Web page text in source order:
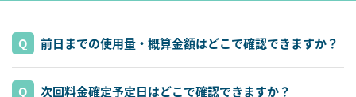
前日までの使用量・概算金額はどこで確認できますか？
次回料金確定予定日はどこで確認できますか？